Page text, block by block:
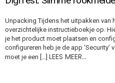
Unpacking Tijdens het uitpakken van
overzichtelijke instructieboekje op.
je het product moet plaatsen en
configureren heb je de app
moet je een […] LEES MEER…